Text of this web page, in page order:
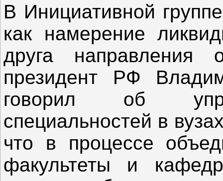
В Инициативной
как намерение
друга направления
президент РФ
говорил об
специальностей в
что в процессе
факультеты и